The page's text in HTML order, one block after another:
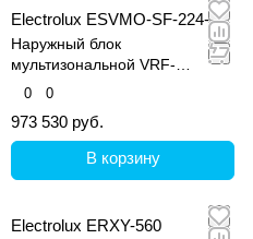
Electrolux ESVMO-SF-224-A
Наружный блок
мультизональной VRF-
системы, серия Step Free
0 0
973 530 руб.
В корзину
Electrolux ERXY-560